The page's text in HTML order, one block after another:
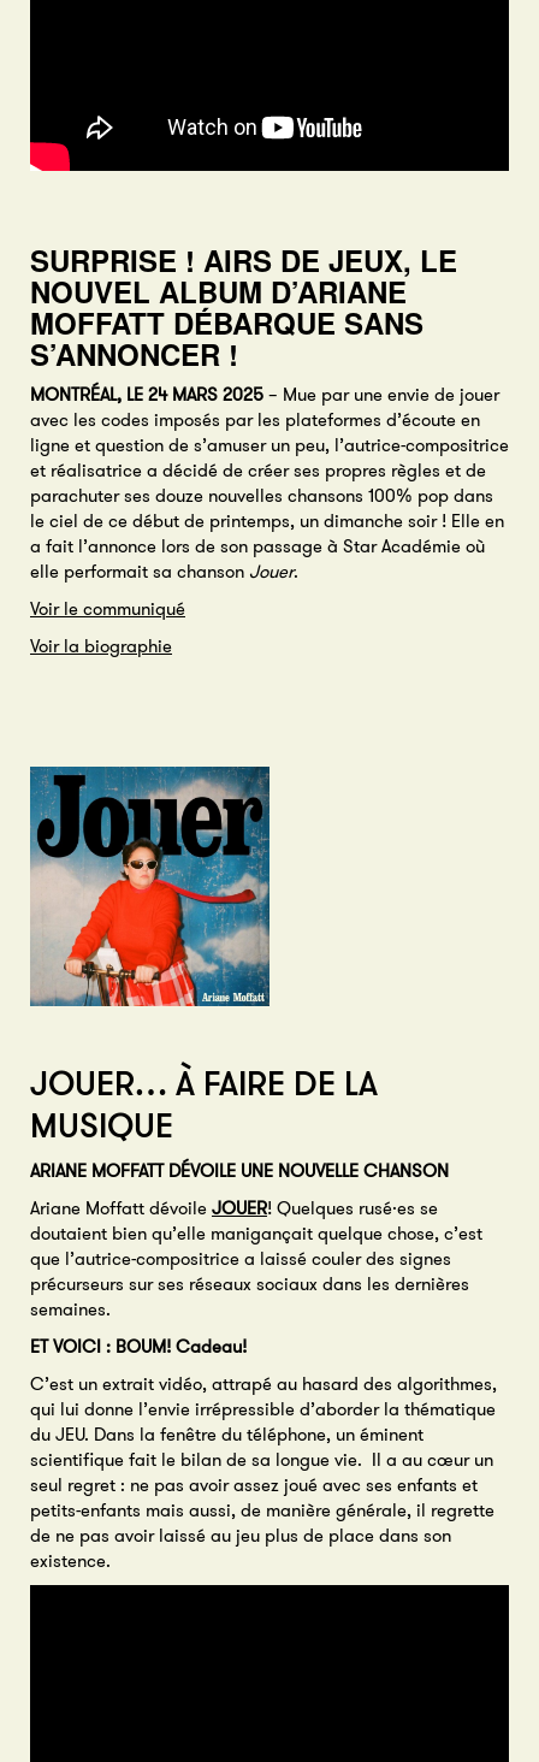
SURPRISE ! AIRS DE JEUX, LE
NOUVEL ALBUM D’ARIANE
MOFFATT DÉBARQUE SANS
S’ANNONCER !
MONTRÉAL, LE 24 MARS 2025 – Mue par une envie de jouer
avec les codes imposés par les plateformes d’écoute en
ligne et question de s’amuser un peu, l’autrice-compositrice
et réalisatrice a décidé de créer ses propres règles et de
parachuter ses douze nouvelles chansons 100% pop dans
le ciel de ce début de printemps, un dimanche soir ! Elle en
a fait l’annonce lors de son passage à Star Académie où
elle performait sa chanson Jouer.
Voir le communiqué
Voir la biographie
JOUER… À FAIRE DE LA
MUSIQUE
ARIANE MOFFATT DÉVOILE UNE NOUVELLE CHANSON
Ariane Moffatt dévoile JOUER! Quelques rusé·es se
doutaient bien qu’elle manigançait quelque chose, c’est
que l’autrice-compositrice a laissé couler des signes
précurseurs sur ses réseaux sociaux dans les dernières
semaines.
ET VOICI : BOUM! Cadeau!
C’est un extrait vidéo, attrapé au hasard des algorithmes,
qui lui donne l’envie irrépressible d’aborder la thématique
du JEU. Dans la fenêtre du téléphone, un éminent
scientifique fait le bilan de sa longue vie. Il a au cœur un
seul regret : ne pas avoir assez joué avec ses enfants et
petits-enfants mais aussi, de manière générale, il regrette
de ne pas avoir laissé au jeu plus de place dans son
existence.